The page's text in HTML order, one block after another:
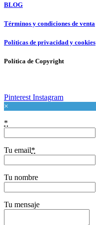
BLOG
Términos y condiciones de venta
Políticas de privacidad y cookies
Política de Copyright
Pinterest Instagram
×
*
Tu email*
Tu nombre
Tu mensaje